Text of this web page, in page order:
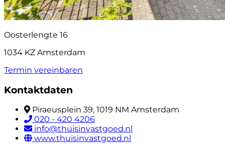
Oosterlengte 16
1034 KZ Amsterdam
Termin vereinbaren
Kontaktdaten
Piraeusplein 39, 1019 NM Amsterdam
020 - 420 4206
info@thuisinvastgoed.nl
www.thuisinvastgoed.nl